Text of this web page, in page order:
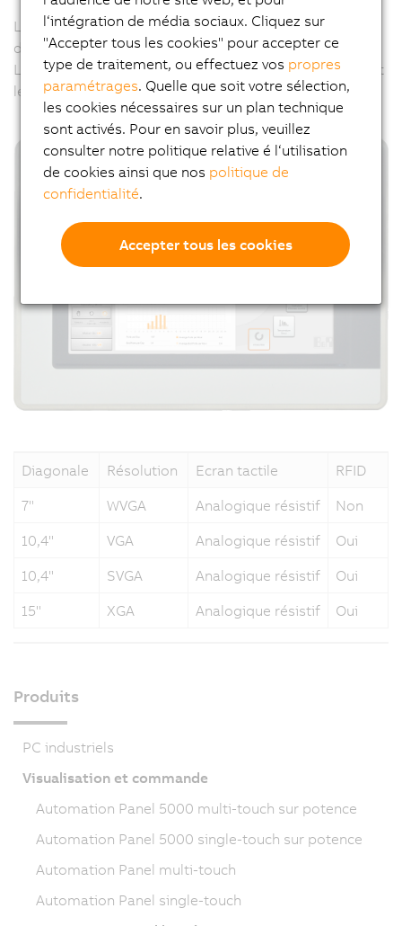
Les écrans à design hygiénique peuvent être adaptés à
des exigences spécifiques et individuelles.
Leur aspect exterieur peut être personnalisé en utilisant
le
Panel Designerde B&R.
Diagonale Résolution Ecran tactile
RFID
7"
WVGA Analogique résistif
Non
10,4"
VGA Analogique résistif
Oui
10,4"
SVGA Analogique résistif
Oui
15"
XGA Analogique résistif Oui
Produits
PC industriels
Visualisation et commande
Automation Panel 5000 multi-touch sur potence
Automation Panel 5000 single-touch sur potence
Automation Panel multi-touch
Automation Panel single-touch
l‘intégration de média sociaux. Cliquez sur
"Accepter tous les cookies" pour accepter ce
type de traitement, ou effectuez vos propres
paramétrages. Quelle que soit votre sélection,
les cookies nécessaires sur un plan technique
sont activés. Pour en savoir plus, veuillez
consulter notre politique relative é l‘utilisation
de cookies ainsi que nos politique de
confidentialité.
Accepter tous les cookies